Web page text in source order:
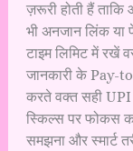
ज़रूरी होती हैं
भी अनजान लिंक
टाइम लिमिट में रखें
जानकारी के Pay-
करते वक्त सही
स्किल्स पर फोकस
समझना और स्मार्ट